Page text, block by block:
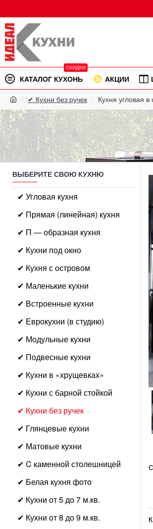
КАТАЛОГ КУХОНЬ
СКИДКИ
АКЦИИ
✔ Кухни без ручек Кухня угловая
ВЫБЕРИТЕ СВОЮ КУХНЮ
✔ Угловая кухня
✔ Прямая (линейная) кухня
✔ П — образная кухня
✔ Кухни под окно
✔ Кухня с островом
✔ Маленькие кухни
✔ Встроенные кухни
✔ Еврокухни (в студию)
✔ Модульные кухни
✔ Подвесные кухни
✔ Кухни в «хрущевках»
✔ Кухни с барной стойкой
✔ Кухни без ручек
✔ Глянцевые кухни
✔ Матовые кухни
✔ C каменной столешницей
✔ Белая кухня фото
✔ Кухни от 5 до 7 м.кв.
✔ Кухни от 8 до 9 м.кв.